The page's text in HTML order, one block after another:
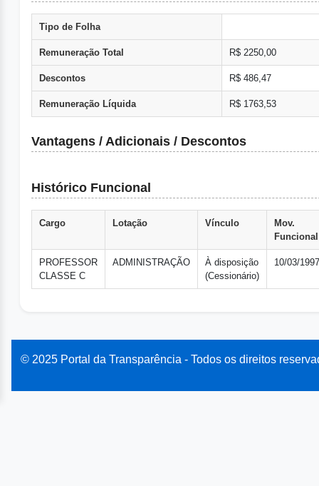
Tipo de Folha
Remuneração Total R$ 2250,00
Descontos R$ 486,47
Remuneração Líquida R$ 1763,53
Vantagens / Adicionais / Descontos
Histórico Funcional
Cargo Lotação Vínculo
Mov.
Funcional
PROFESSOR
CLASSE C
ADMINISTRAÇÃO
À disposição
(Cessionário)
10/03/1997
© 2025 Portal da Transparência - Todos os direitos